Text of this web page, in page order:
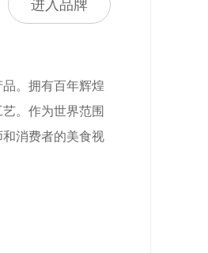
进入品牌
。拥有百年辉煌
。作为世界范围
消费者的美食视